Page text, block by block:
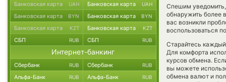
Спешим
обнаружить более
вас возникли
воспользоваться
Старайтесь
Для комфорта
курсов обмена.
вы можете
обмена валют и
Банковская карта UAH Банковская карта UAH
Банковская карта BYN Банковская карта BYN
Банковская карта KZT Банковская карта KZT
СБП RUB СБП RUB
Интернет-банкинг
Сбербанк RUB Сбербанк RUB
Альфа-Банк RUB Альфа-Банк RUB